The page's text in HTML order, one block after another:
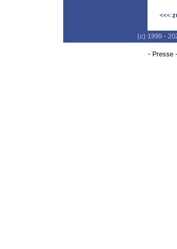
<<<
(c) 1999 -
- Presse-